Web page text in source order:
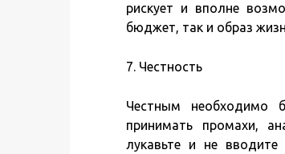
рискует и вполне
бюджет, так и образ
7. Честность
Честным необходимо
принимать промахи,
лукавьте и не вводите